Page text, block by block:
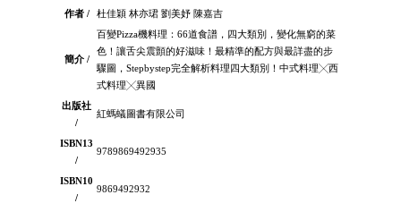
作者 /
杜佳穎 林亦珺 劉美妤 陳嘉吉
簡介 /
百變Pizza機料理：66道食譜，四大類別，變化無窮的菜
色！讓舌尖震顫的好滋味！最精準的配方與最詳盡的步
驟圖，Stepbystep完全解析料理四大類別！中式料理╳西
式料理╳異國
出版社
/
紅螞蟻圖書有限公司
ISBN13
/
9789869492935
ISBN10
/
9869492932